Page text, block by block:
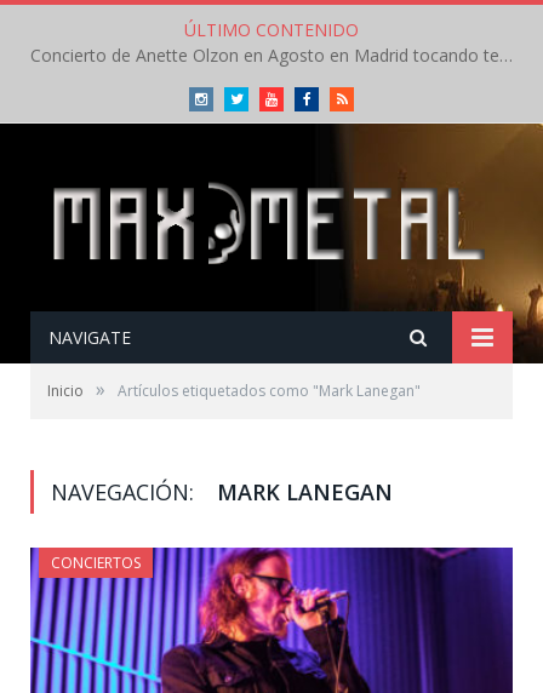
ÚLTIMO CONTENIDO
Concierto de Anette Olzon en Agosto en Madrid tocando temas de Nightwish
InstagramTwitterYoutubeFacebookRSS
NAVIGATE
Inicio » Artículos etiquetados como "Mark Lanegan"
NAVEGACIÓN: MARK LANEGAN
CONCIERTOS